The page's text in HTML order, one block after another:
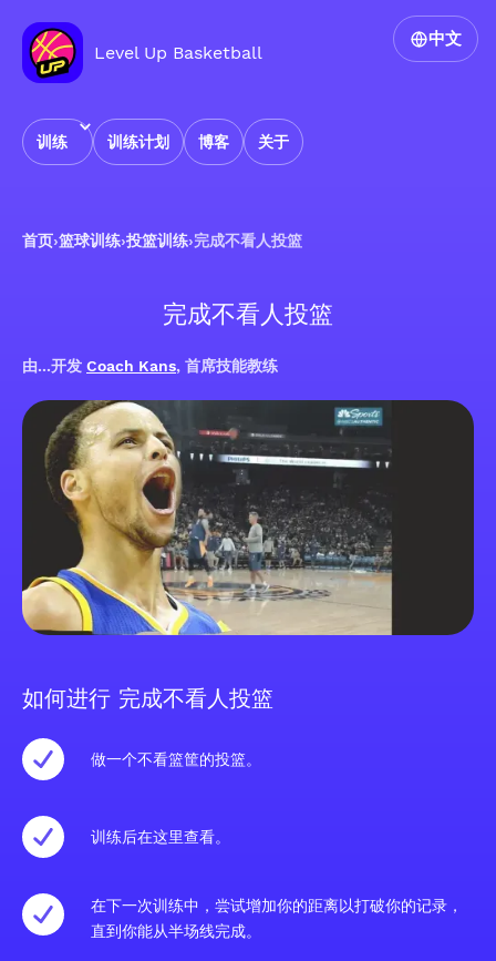
Level Up Basketball
训练 训练计划 博客 关于
中文
首页›篮球训练›投篮训练›完成不看人投篮
完成不看人投篮
由...开发 Coach Kans, 首席技能教练
如何进行 完成不看人投篮
做一个不看篮筐的投篮。
训练后在这里查看。
在下一次训练中，尝试增加你的距离以打破你的记录，
直到你能从半场线完成。